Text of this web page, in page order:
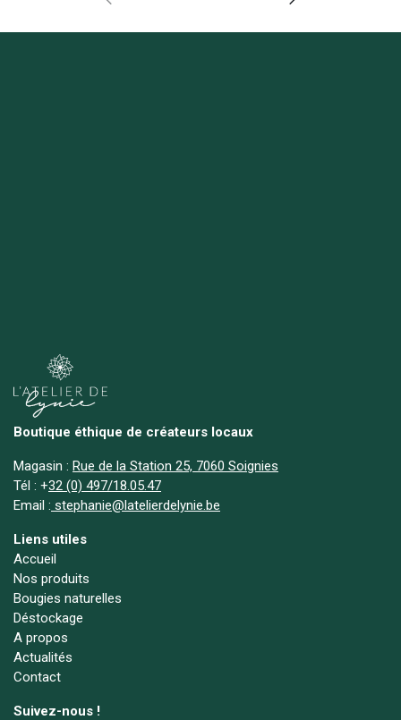
Boutique éthique de créateurs locaux
Magasin : Rue de la Station 25, 7060 Soignies
Tél : +32 (0) 497/18.05.47
Email : stephanie@latelierdelynie.be
Liens utiles
Accueil
Nos produits
Bougies naturelles
Déstockage
A propos
Actualités
Contact
Suivez-nous !